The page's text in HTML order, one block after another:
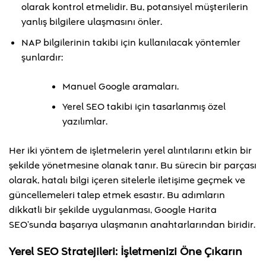
olarak kontrol etmelidir. Bu, potansiyel müşterilerin
yanlış bilgilere ulaşmasını önler.
NAP bilgilerinin takibi için kullanılacak yöntemler
şunlardır:
Manuel Google aramaları.
Yerel SEO takibi için tasarlanmış özel
yazılımlar.
Her iki yöntem de işletmelerin yerel alıntılarını etkin bir
şekilde yönetmesine olanak tanır. Bu sürecin bir parçası
olarak, hatalı bilgi içeren sitelerle iletişime geçmek ve
güncellemeleri talep etmek esastır. Bu adımların
dikkatli bir şekilde uygulanması, Google Harita
SEO’sunda başarıya ulaşmanın anahtarlarından biridir.
Yerel SEO Stratejileri: İşletmenizi Öne Çıkarın